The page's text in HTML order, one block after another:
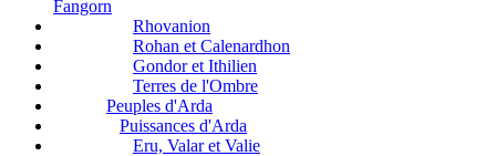
Fangorn
Rhovanion
Rohan et Calenardhon
Gondor et Ithilien
Terres de l'Ombre
Peuples d'Arda
Puissances d'Arda
Eru, Valar et Valie